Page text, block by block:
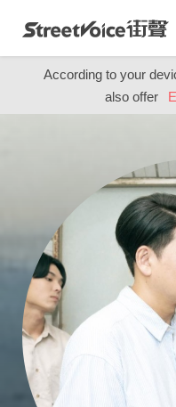
According to your
also offer